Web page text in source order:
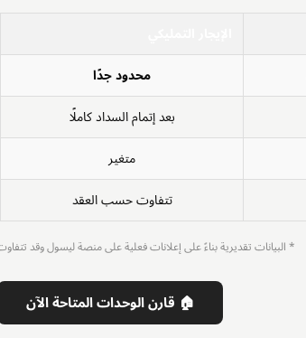
محدود جدًا
بعد إتمام السداد كاملًا
متغير
تتفاوت حسب العقد
* البيانات تقديرية بناءً على إعلانات فعلية على منصة ليسول وقد
🏠 قارن الوحدات المتاحة الآن